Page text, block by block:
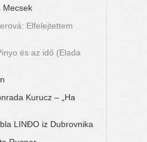
Mecsek
Elfelejtettem
és az idő (Elada
Kurucz – „Ha
LINĐO iz Dubrovnika